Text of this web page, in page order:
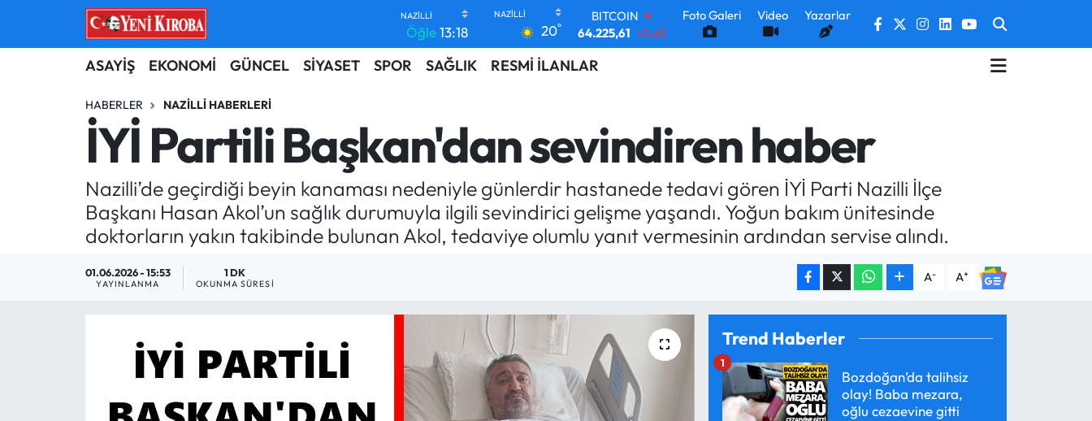
Öğle13:18 20°
BITCOIN
64.225,61 -0.63
DOLAR
47,7143
64,2463
0.07
GRAM ALTIN
BİST100
13.799
Foto Galeri Video Yazarlar
ASAYİŞ EKONOMİ GÜNCEL SİYASET SPOR SAĞLIK RESMİ İLANLAR
HABERLER NAZILLI HABERLERI
İYİ Partili Başkan'dan sevindiren haber
Nazilli’de geçirdiği beyin kanaması nedeniyle günlerdir hastanede tedavi gören İYİ Parti Nazilli İlçe
Başkanı Hasan Akol’un sağlık durumuyla ilgili sevindirici gelişme yaşandı. Yoğun bakım ünitesinde
doktorların yakın takibinde bulunan Akol, tedaviye olumlu yanıt vermesinin ardından servise alındı.
01.06.2026 - 15:53
YAYINLANMA
1 DK
OKUNMA SÜRESI A- A+
Trend Haberler
Bozdoğan’da talihsiz
olay! Baba mezara,
oğlu cezaevine gitti
1
ASAYİŞ
BİLİM-TEKNOLOJİ
DÜNYA
EKONOMİ
Aydın Nöbetçi Eczaneler
Aydın Hava Durumu
Aydin Namaz Vakitleri
Aydın Trafik Yoğunluk Haritası
Süper Lig Puan Durumu ve Fikstür
Tüm Manşetler